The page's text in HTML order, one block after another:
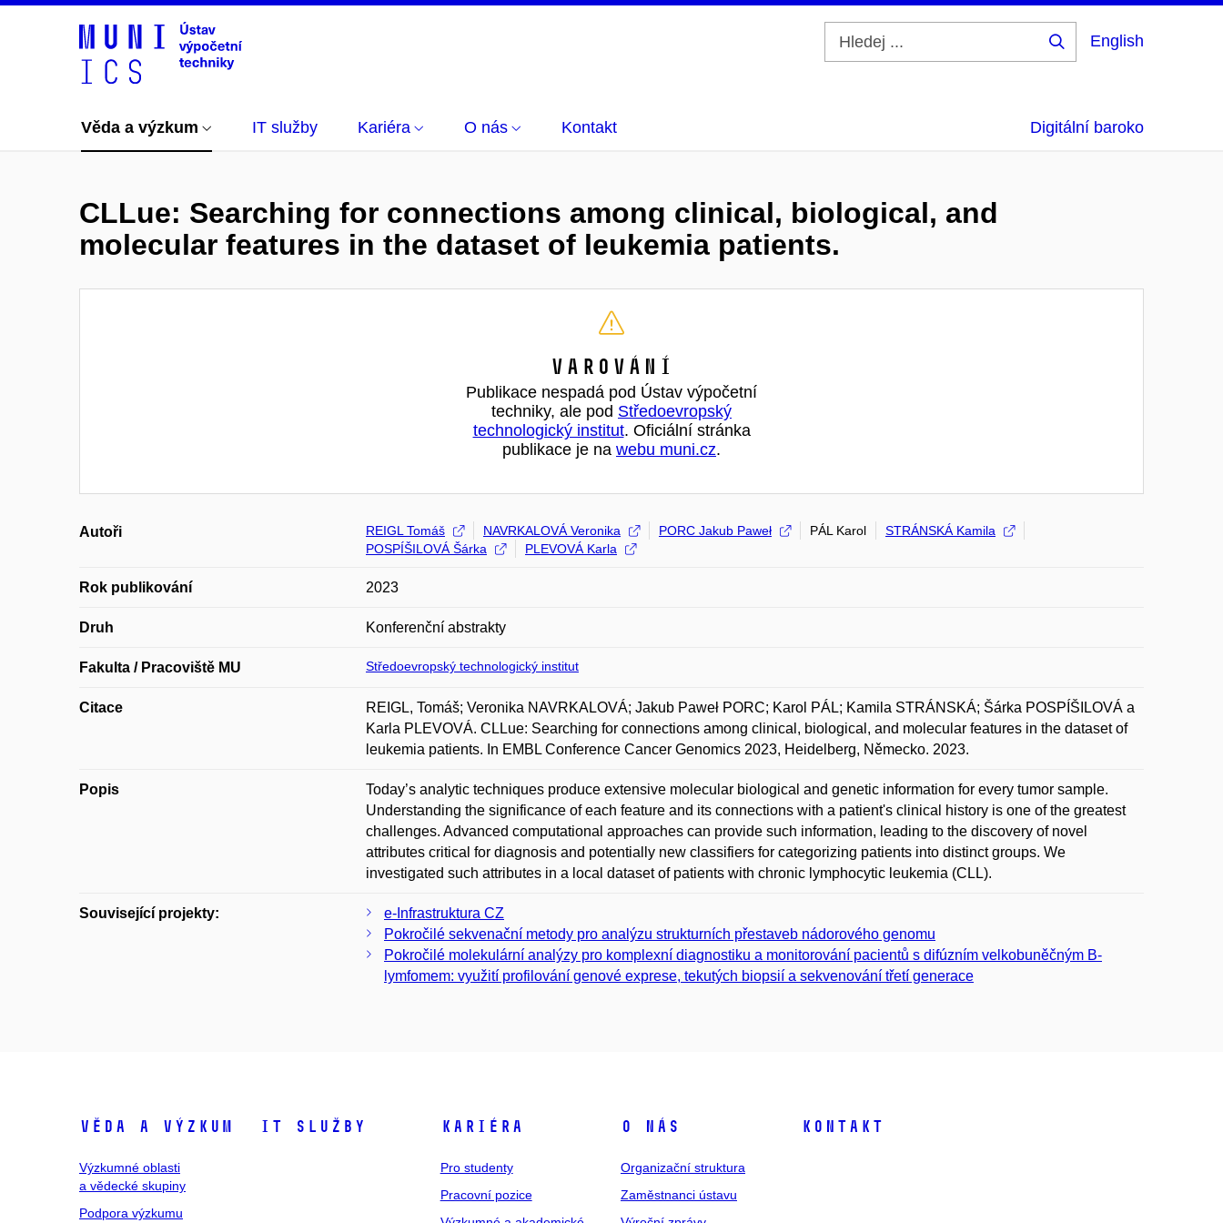
English
Věda a výzkum IT služby Kariéra O nás Kontakt Digitální baroko
CLLue: Searching for connections among clinical, biological, and
molecular features in the dataset of leukemia patients.
Varování
Publikace nespadá pod Ústav výpočetní
techniky, ale pod Středoevropský
technologický institut. Oficiální stránka
publikace je na webu muni.cz.
Autoři REIGL Tomáš NAVRKALOVÁ Veronika PORC Jakub Paweł PÁL Karol
STRÁNSKÁ Kamila
POSPÍŠILOVÁ Šárka
PLEVOVÁ Karla
Rok publikování 2023
Druh Konferenční abstrakty
Fakulta / Pracoviště MU Středoevropský technologický institut
Citace
REIGL, Tomáš; Veronika NAVRKALOVÁ; Jakub Paweł PORC; Karol PÁL; Kamila STRÁNSKÁ; Šárka POSPÍŠILOVÁ a
Karla PLEVOVÁ. CLLue: Searching for connections among clinical, biological, and molecular features in the dataset of
leukemia patients. In EMBL Conference Cancer Genomics 2023, Heidelberg, Německo. 2023.
Popis
Today’s analytic techniques produce extensive molecular biological and genetic information for every tumor sample.
Understanding the significance of each feature and its connections with a patient's clinical history is one of the greatest
challenges. Advanced computational approaches can provide such information, leading to the discovery of novel
attributes critical for diagnosis and potentially new classifiers for categorizing patients into distinct groups. We
investigated such attributes in a local dataset of patients with chronic lymphocytic leukemia (CLL).
Související projekty:
e-Infrastruktura CZ
Pokročilé sekvenační metody pro analýzu strukturních přestaveb nádorového genomu
Pokročilé molekulární analýzy pro komplexní diagnostiku a monitorování pacientů s difúzním velkobuněčným B-
lymfomem: využití profilování genové exprese, tekutých biopsií a sekvenování třetí generace
Věda a výzkum
Výzkumné oblasti
a vědecké skupiny
Podpora výzkumu
IT služby Kariéra
Pro studenty
Pracovní pozice
O nás
Organizační struktura
Zaměstnanci ústavu
Kontakt